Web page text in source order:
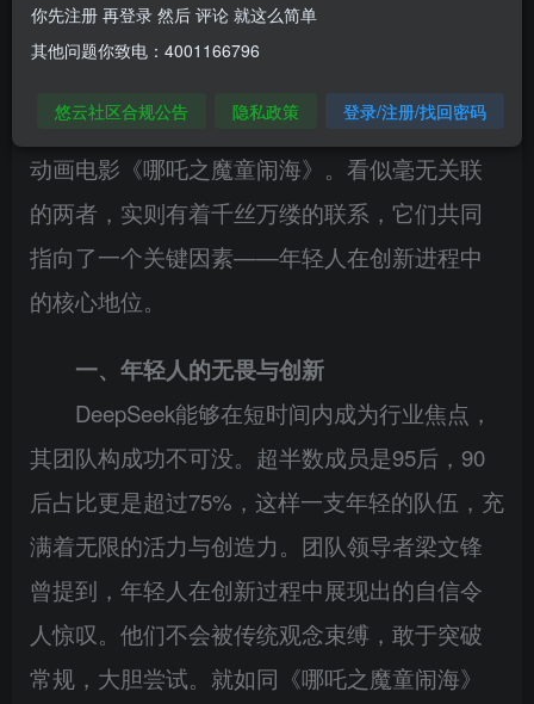
在刚刚过去的春节期间，有两个现象级的
角的DeepSeek，另一个则是票房口碑双丰收的
动画电影《哪吒之魔童闹海》。看似毫无关联
的两者，实则有着千丝万缕的联系，它们共同
指向了一个关键因素——年轻人在创新进程中
的核心地位。
一、年轻人的无畏与创新
DeepSeek能够在短时间内成为行业焦点，
其团队构成功不可没。超半数成员是95后，90
后占比更是超过75%，这样一支年轻的队伍，充
满着无限的活力与创造力。团队领导者梁文锋
曾提到，年轻人在创新过程中展现出的自信令
人惊叹。他们不会被传统观念束缚，敢于突破
常规，大胆尝试。就如同《哪吒之魔童闹海》
你先注册 再登录 然后 评论 就这么简单
其他问题你致电：4001166796
悠云社区合规公告 隐私政策 登录/注册/找回密码